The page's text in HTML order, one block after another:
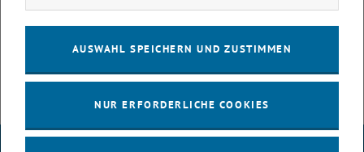
produkte _blank>ubook.at/produkte
AUSWAHL SPEICHERN UND ZUSTIMMEN
NUR ERFORDERLICHE COOKIES